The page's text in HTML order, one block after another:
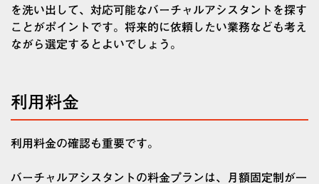
を洗い出して、対応可能なバーチャルアシスタントを探す
ことがポイントです。将来的に依頼したい業務なども考え
ながら選定するとよいでしょう。
利用料金
利用料金の確認も重要です。
バーチャルアシスタントの料金プランは、月額固定制が一